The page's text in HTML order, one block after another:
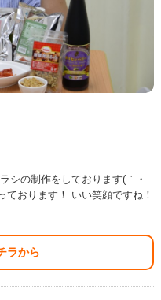
シの制作をしております(｀・
おります！ いい笑顔ですね！
ラから